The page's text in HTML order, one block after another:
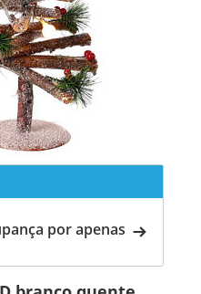
por apenas